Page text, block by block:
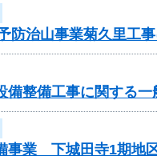
防治山事業菊久里工
整備工事に関する
事業 下城田寺1期